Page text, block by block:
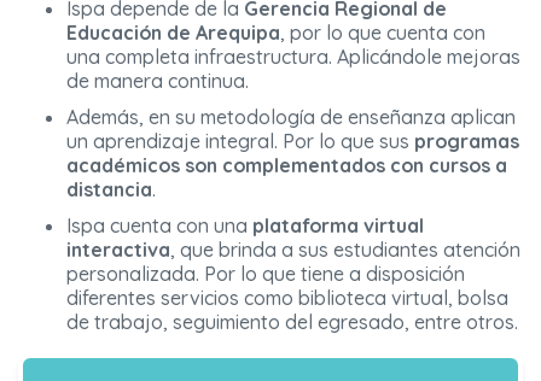
Ispa depende de la Gerencia Regional de
Educación de Arequipa, por lo que cuenta con
una completa infraestructura. Aplicándole mejoras
de manera continua.
Además, en su metodología de enseñanza aplican
un aprendizaje integral. Por lo que sus programas
académicos son complementados con cursos a
distancia.
Ispa cuenta con una plataforma virtual
interactiva, que brinda a sus estudiantes atención
personalizada. Por lo que tiene a disposición
diferentes servicios como biblioteca virtual, bolsa
de trabajo, seguimiento del egresado, entre otros.